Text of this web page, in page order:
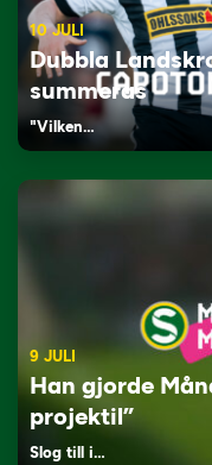
10 JULI
Dubbla
summeras
"Vilken…
9 JULI
Han gjorde
projektil”
Slog till i…